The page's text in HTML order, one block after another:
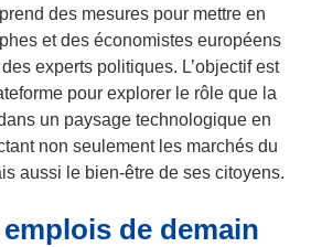
s
’
o
u
v
r
e
a
des mesures pour mettre en
et des économistes européens
experts politiques. L’objectif est
pour explorer le rôle que la
un paysage technologique en
non seulement les marchés du
aussi le bien-être de ses citoyens.
de demain